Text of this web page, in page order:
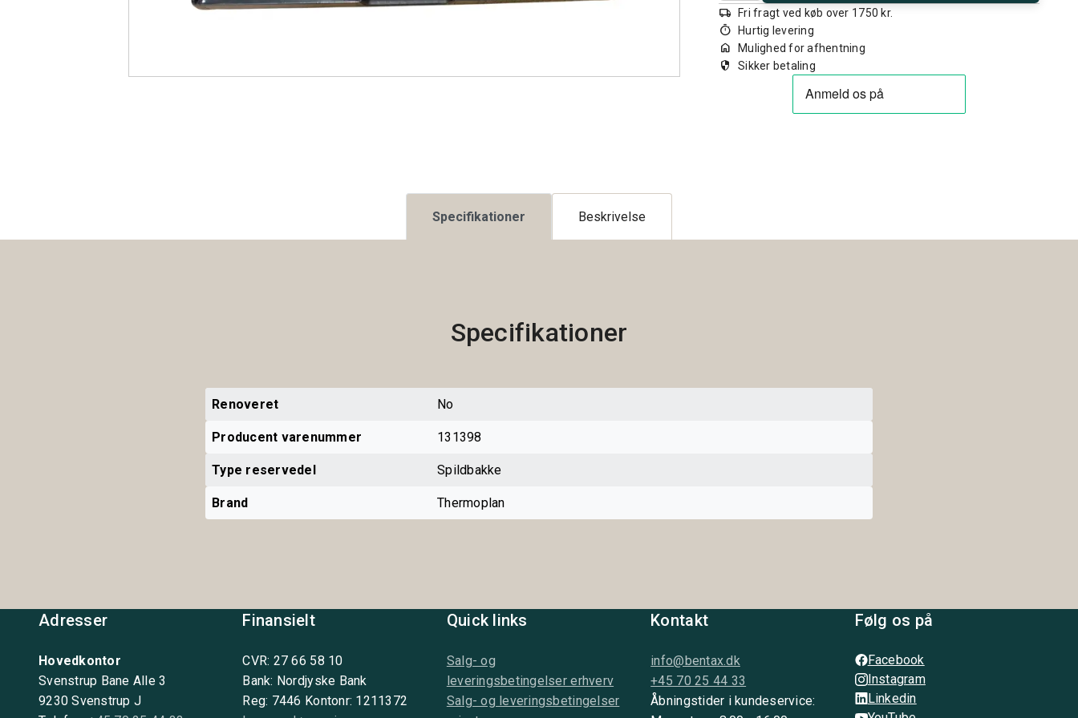
local_shipping Fri fragt ved køb over 1750 kr.
timer Hurtig levering
home Mulighed for afhentning
security Sikker betaling
Specifikationer Beskrivelse
Specifikationer
Renoveret No
Producent varenummer 131398
Type reservedel Spildbakke
Brand Thermoplan
Adresser
Hovedkontor
Svenstrup Bane Alle 3
9230 Svenstrup J
Finansielt
CVR: 27 66 58 10
Bank: Nordjyske Bank
Reg: 7446 Kontonr: 1211372
Quick links
Salg- og
leveringsbetingelser erhverv
Salg- og leveringsbetingelser
Kontakt
info@bentax.dk
+45 70 25 44 33
Åbningstider i kundeservice:
Følg os på
Facebook
Instagram
Linkedin